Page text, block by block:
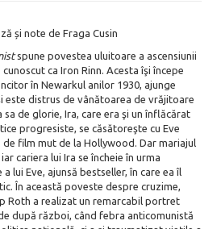
și note de Fraga Cusin
spune povestea uluitoare a ascensiunii
ca Iron Rinn. Acesta îşi începe
în Newarkul anilor 1930, ajunge
este distrus de vânătoarea de vrăjitoare
sa de glorie, Ira, care era şi un înflăcărat
progresiste, se căsătoreşte cu Eve
film mut de la Hollywood. Dar mariajul
cariera lui Ira se încheie în urma
lui Eve, ajunsă bestseller, în care ea îl
În această poveste despre cruzime,
Roth a realizat un remarcabil portret
după război, când febra anticomunistă